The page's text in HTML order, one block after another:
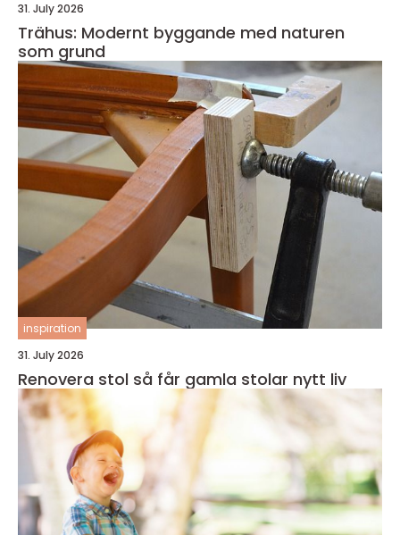
31. July 2026
Trähus: Modernt byggande med naturen
som grund
inspiration
31. July 2026
Renovera stol så får gamla stolar nytt liv